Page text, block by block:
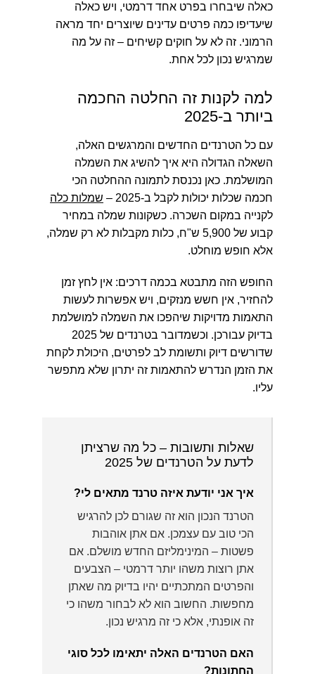
כאלה שיבחרו בפרט אחד דרמטי, ויש כאלה
שיעדיפו כמה פרטים עדינים שיוצרים יחד מראה
הרמוני. זה לא על חוקים קשיחים – זה על מה
שמרגיש נכון לכל אחת.
למה לקנות זה החלטה החכמה
ביותר ב-2025
עם כל הטרנדים החדשים והמרגשים האלה,
השאלה הגדולה היא איך להשיג את השמלה
המושלמת. כאן נכנסת לתמונה ההחלטה הכי
חכמה שכלות יכולות לקבל ב-2025 –
שמלות כלה
לקנייה במקום השכרה. כשקונות שמלה במחיר
קבוע של 5,900 ש"ח, כלות מקבלות לא רק שמלה,
אלא חופש מוחלט.
החופש הזה מתבטא בכמה דרכים: אין לחץ זמן
להחזיר, אין חשש מנזקים, ויש אפשרות לעשות
התאמות מדויקות שיהפכו את השמלה למושלמת
בדיוק עבורכן. וכשמדובר בטרנדים של 2025
שדורשים דיוק ותשומת לב לפרטים, היכולת לקחת
את הזמן הנדרש להתאמות זה יתרון שלא מתפשר
עליו.
שאלות ותשובות – כל מה שרציתן
לדעת על הטרנדים של 2025
איך אני יודעת איזה טרנד מתאים לי?
הטרנד הנכון הוא זה שגורם לכן להרגיש
הכי טוב עם עצמכן. אם אתן אוהבות
פשטות – המינימליזם החדש מושלם. אם
אתן רוצות משהו יותר דרמטי – הצבעים
והפרטים המתכתיים יהיו בדיוק מה שאתן
מחפשות. החשוב הוא לא לבחור משהו כי
זה אופנתי, אלא כי זה מרגיש נכון.
האם הטרנדים האלה יתאימו לכל סוגי
החתונות?